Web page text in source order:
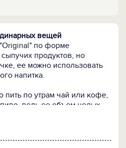
вещей
по форме
продуктов, но
ее можно использовать
напитка.
пить по утрам чай или кофе,
ведь ее объем целых